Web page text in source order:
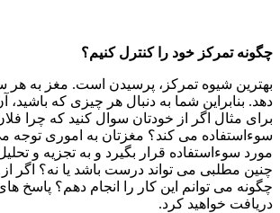
چگونه تمرکز خود را کنترل کنیم؟
بهترین شیوه تمرکز، پرسیدن است. مغز به
دهد. بنابراین شما به دنبال هر چیزی که باشید،
برای مثال اگر از خودتان سوال کنید که چرا
سوءاستفاده می کند؟ مغزتان به اموری توجه
مورد سوءاستفاده قرار بگیرد و به تجزیه و
چنین مطلبی می تواند درست باشد یا نه؟ اگر از
چگونه می توانم این کار را انجام دهم؟ پاسخ
دریافت خواهید کرد.